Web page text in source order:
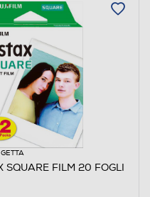
SQUARE FILM 20 FOGLI